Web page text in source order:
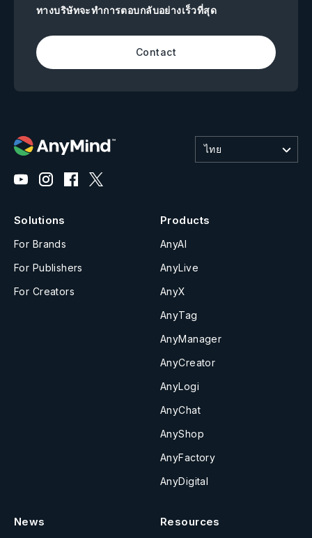
ทางบริษัทจะทำการตอบกลับอย่างเร็วที่สุด
Contact
ไทย
Solutions
For Brands
For Publishers
For Creators
Products
AnyAI
AnyLive
AnyX
AnyTag
AnyManager
AnyCreator
AnyLogi
AnyChat
AnyShop
AnyFactory
AnyDigital
News Resources